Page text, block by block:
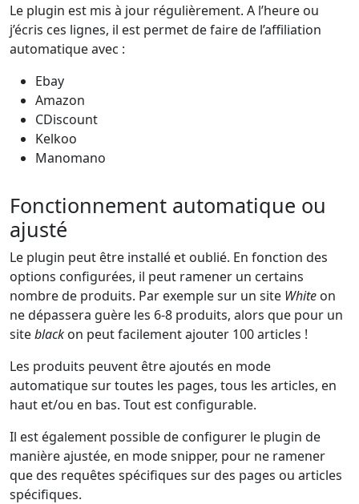
Le plugin est mis à jour régulièrement. A l’heure ou
j’écris ces lignes, il est permet de faire de l’affiliation
automatique avec :
Ebay
Amazon
CDiscount
Kelkoo
Manomano
Fonctionnement automatique ou
ajusté
Le plugin peut être installé et oublié. En fonction des
options configurées, il peut ramener un certains
nombre de produits. Par exemple sur un site White on
ne dépassera guère les 6-8 produits, alors que pour un
siteblack on peut facilement ajouter 100 articles !
Les produits peuvent être ajoutés en mode
automatique sur toutes les pages, tous les articles, en
haut et/ou en bas. Tout est configurable.
Il est également possible de configurer le plugin de
manière ajustée, en mode snipper, pour ne ramener
que des requêtes spécifiques sur des pages ou articles
spécifiques.